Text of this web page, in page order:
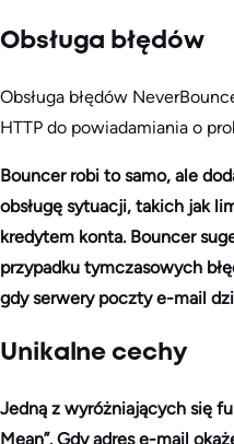
Obsługa błędów
Obsługa błędów
HTTP do powiadamiania o
Bouncer robi to samo, ale
obsługę sytuacji, takich jak
kredytem konta. Bouncer
przypadku tymczasowych
gdy serwery poczty e-mail
Unikalne cechy
Jedną z wyróżniających się
Mean”. Gdy adres e-mail